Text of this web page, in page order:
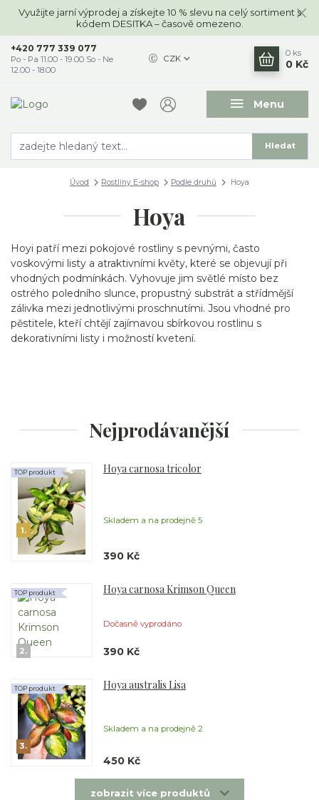
Využijte jarní výprodej a získejte 10 % slevu na celý sortiment s
kódem DESITKA – časově omezeno.
Menu
CZK
Hledat
+420 777 339 077
Po - Pa 11.00 - 19.00 So - Ne
12.00 - 18.00
0 ks
0 Kč
Úvod Rostliny E-shop Podle druhů Hoya
Hoya
Hoyi patří mezi pokojové rostliny s pevnými, často
voskovými listy a atraktivními květy, které se objevují při
vhodných podmínkách. Vyhovuje jim světlé místo bez
ostrého poledního slunce, propustný substrát a střídmější
zálivka mezi jednotlivými proschnutími. Jsou vhodné pro
pěstitele, kteří chtějí zajímavou sbírkovou rostlinu s
dekorativními listy i možností kvetení.
Nejprodávanější
1.
Hoya carnosa tricolor
Skladem a na prodejně 5
TOP produkt
390 Kč
2.
Hoya carnosa Krimson Queen
Dočasně vyprodáno
TOP produkt
390 Kč
3.
Hoya australis Lisa
Skladem a na prodejně 2
TOP produkt
450 Kč
zobrazit více produktů